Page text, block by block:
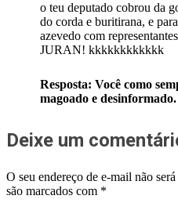
o teu deputado cobrou da
do corda e buritirana, e
azevedo com
JURAN! kkkkkkkkkkkk
Resposta: Você como
magoado e desinformado.
Deixe um
O seu endereço de e-mail não
são marcados com *